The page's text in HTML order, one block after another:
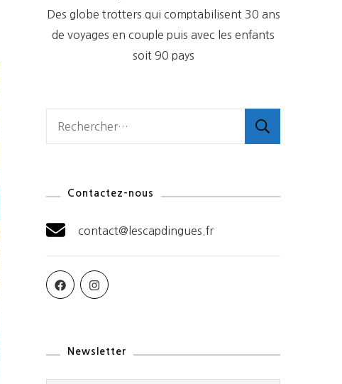
Des globe trotters qui comptabilisent 30 ans
de voyages en couple puis avec les enfants
soit 90 pays
Contactez-nous
contact@lescapdingues.fr
Newsletter